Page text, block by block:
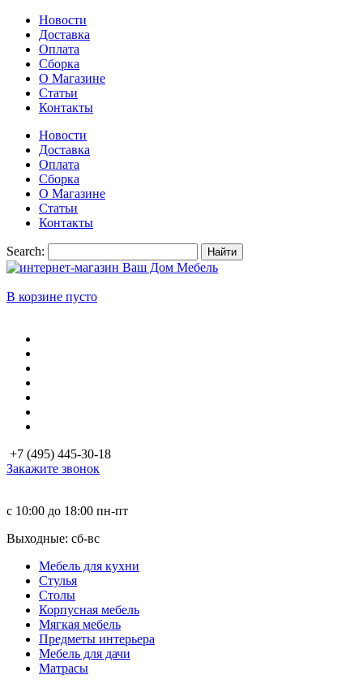
Новости
Доставка
Оплата
Сборка
О Магазине
Статьи
Контакты
Новости
Доставка
Оплата
Сборка
О Магазине
Статьи
Контакты
Search: Найти
В корзине пусто
+7 (495) 445-30-18
Закажите звонок
с 10:00 до 18:00 пн-пт
Выходные: сб-вc
Мебель для кухни
Стулья
Столы
Корпусная мебель
Мягкая мебель
Предметы интерьера
Мебель для дачи
Матраcы